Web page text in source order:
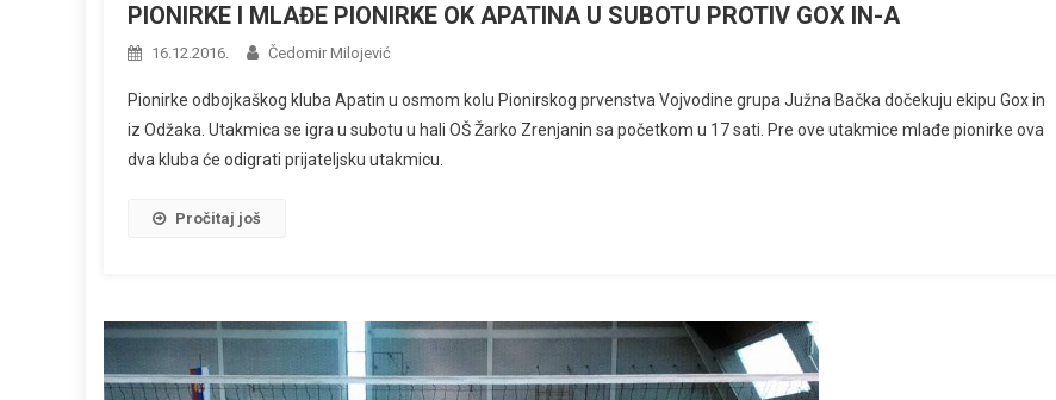
PIONIRKE I MLAĐE PIONIRKE OK APATINA U SUBOTU PROTIV GOX IN-A
16.12.2016. Čedomir Milojević
Pionirke odbojkaškog kluba Apatin u osmom kolu Pionirskog prvenstva Vojvodine grupa Južna Bačka dočekuju ekipu Gox in
iz Odžaka. Utakmica se igra u subotu u hali OŠ Žarko Zrenjanin sa početkom u 17 sati. Pre ove utakmice mlađe pionirke ova
dva kluba će odigrati prijateljsku utakmicu.
Pročitaj još